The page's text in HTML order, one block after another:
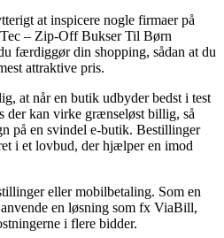
at inspicere nogle firmaer på
– Zip-Off Bukser Til Børn
færdiggør din shopping, sådan at du
attraktive pris.
at når en butik udbyder bedst i test
der kan virke grænseløst billig, så
på en svindel e-butik. Bestillinger
i et lovbud, der hjælper en imod
eller mobilbetaling. Som en
en løsning som fx ViaBill,
i flere bidder.